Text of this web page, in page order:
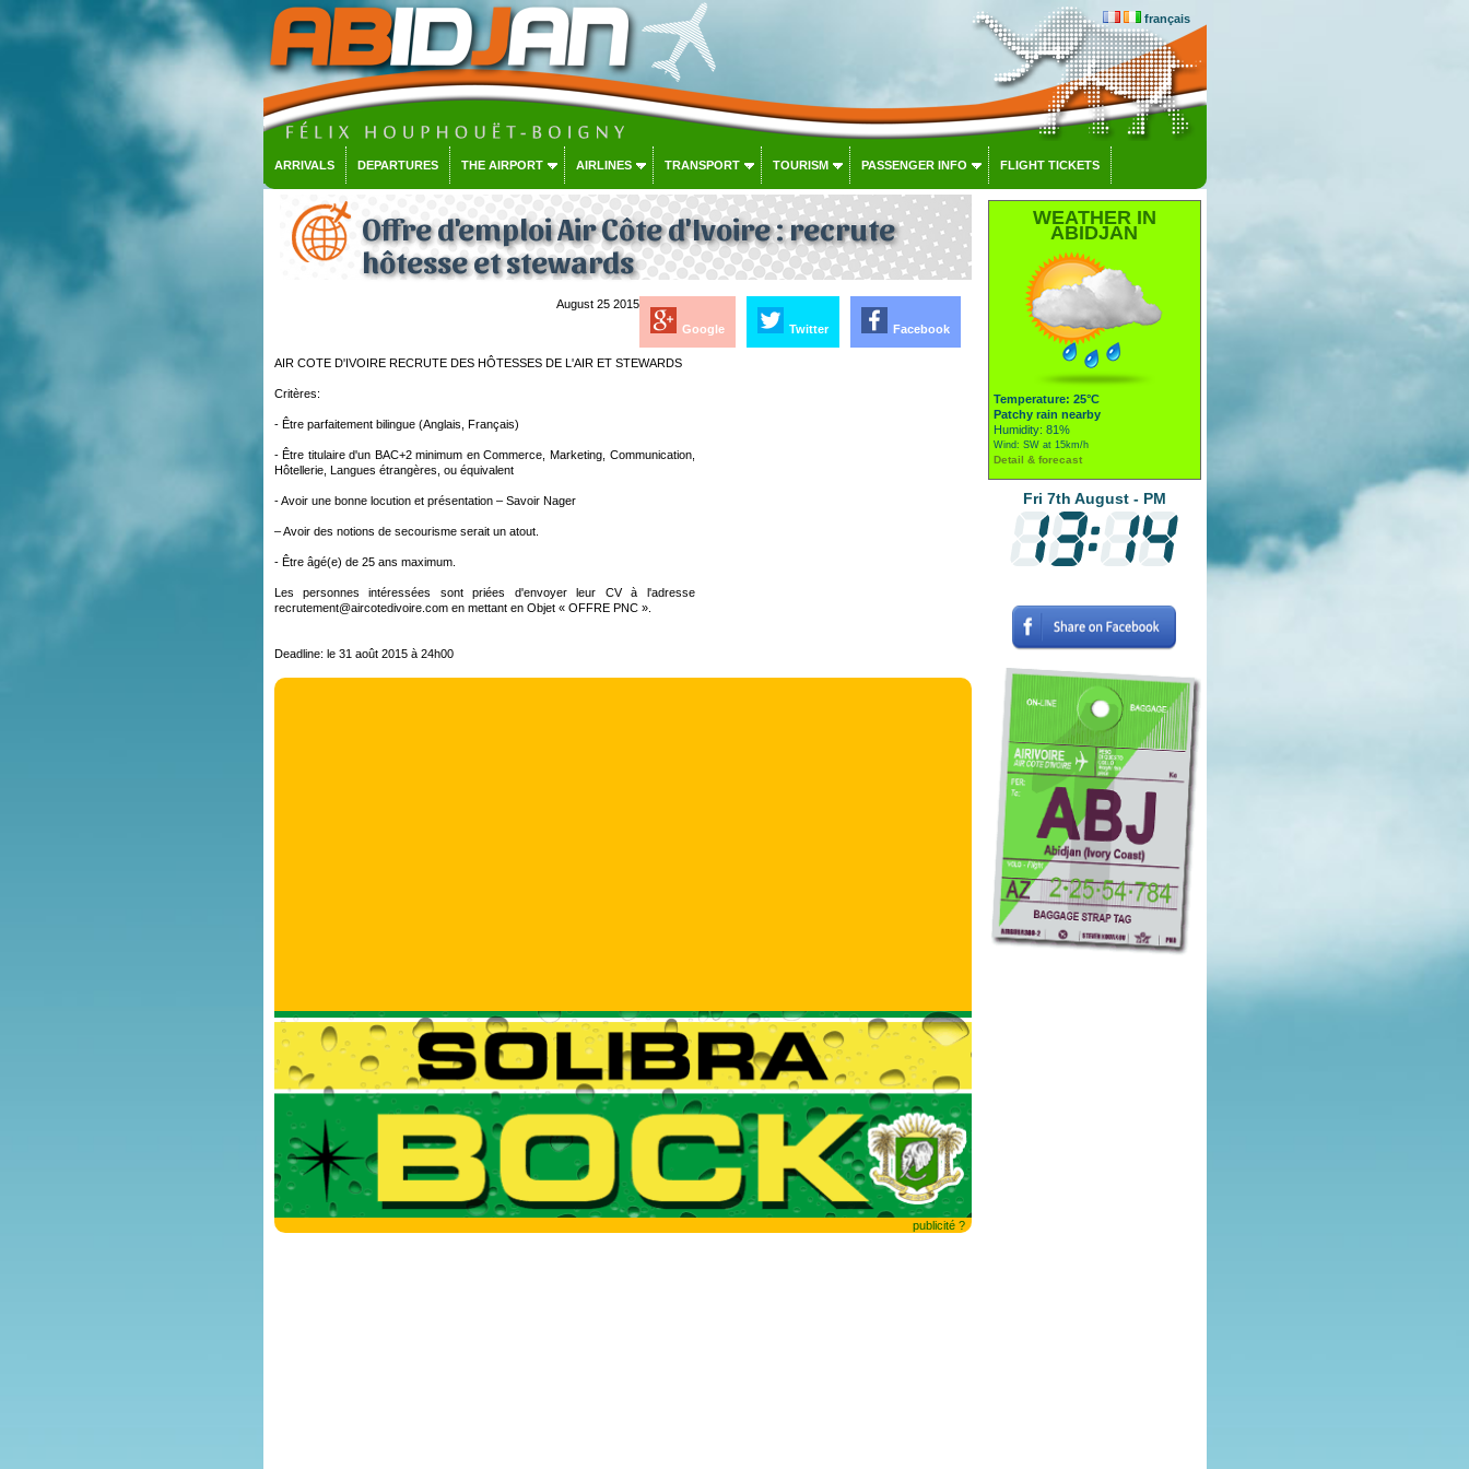
français
ARRIVALS DEPARTURES THE AIRPORT AIRLINES TRANSPORT TOURISM PASSENGER INFO FLIGHT TICKETS
Offre d'emploi Air Côte d'Ivoire : recrute
hôtesse et stewards
Facebook
Twitter
Google
August 25 2015
AIR COTE D'IVOIRE RECRUTE DES HÔTESSES DE L'AIR ET STEWARDS
Critères:
- Être parfaitement bilingue (Anglais, Français)
- Être titulaire d'un BAC+2 minimum en Commerce, Marketing, Communication,
Hôtellerie, Langues étrangères, ou équivalent
- Avoir une bonne locution et présentation – Savoir Nager
– Avoir des notions de secourisme serait un atout.
- Être âgé(e) de 25 ans maximum.
Les personnes intéressées sont priées d'envoyer leur CV à l'adresse
recrutement@aircotedivoire.com en mettant en Objet « OFFRE PNC ».
Deadline: le 31 août 2015 à 24h00
publicité ?
WEATHER IN
ABIDJAN
Temperature: 25°C
Patchy rain nearby
Humidity: 81%
Wind: SW at 15km/h
Detail & forecast
Fri 7th August - PM